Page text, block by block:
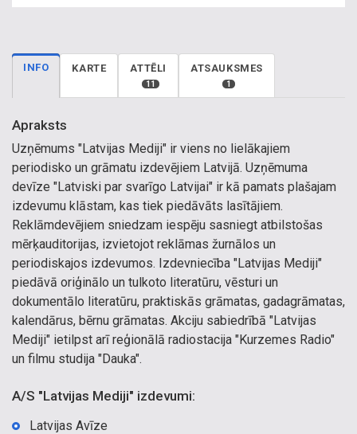
INFO KARTE ATTĒLI
11
ATSAUKSMES
1
Apraksts
Uzņēmums "Latvijas Mediji" ir viens no lielākajiem
periodisko un grāmatu izdevējiem Latvijā. Uzņēmuma
devīze "Latviski par svarīgo Latvijai" ir kā pamats plašajam
izdevumu klāstam, kas tiek piedāvāts lasītājiem.
Reklāmdevējiem sniedzam iespēju sasniegt atbilstošas
mērķauditorijas, izvietojot reklāmas žurnālos un
periodiskajos izdevumos. Izdevniecība "Latvijas Mediji"
piedāvā oriģinālo un tulkoto literatūru, vēsturi un
dokumentālo literatūru, praktiskās grāmatas, gadagrāmatas,
kalendārus, bērnu grāmatas. Akciju sabiedrībā "Latvijas
Mediji" ietilpst arī reģionālā radiostacija "Kurzemes Radio"
un filmu studija "Dauka".
A/S "Latvijas Mediji" izdevumi:
Latvijas Avīze